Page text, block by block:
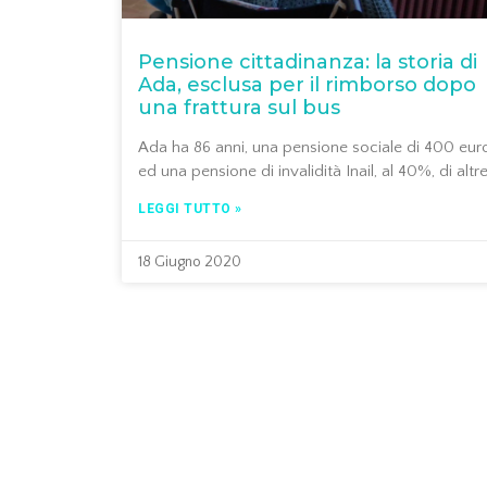
Pensione cittadinanza: la storia di
Ada, esclusa per il rimborso dopo
una frattura sul bus
Ada ha 86 anni, una pensione sociale di 400
ed una pensione di invalidità Inail, al 40%, di altre
LEGGI TUTTO »
18 Giugno 2020